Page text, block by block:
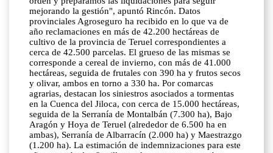
mejorando la gestión", apuntó Rincón. Datos
provinciales Agroseguro ha recibido en lo que va de
año reclamaciones en más de 42.200 hectáreas de
cultivo de la provincia de Teruel correspondientes a
cerca de 42.500 parcelas. El grueso de las mismas se
corresponde a cereal de invierno, con más de 41.000
hectáreas, seguida de frutales con 390 ha y frutos secos
y olivar, ambos en torno a 330 ha. Por comarcas
agrarias, destacan los siniestros asociados a tormentas
en la Cuenca del Jiloca, con cerca de 15.000 hectáreas,
seguida de la Serranía de Montalbán (7.300 ha), Bajo
Aragón y Hoya de Teruel (alrededor de 6.500 ha en
ambas), Serranía de Albarracín (2.000 ha) y Maestrazgo
(1.200 ha). La estimación de indemnizaciones para este